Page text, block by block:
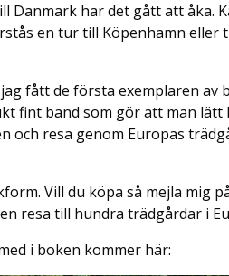
Danmark har det gått att åka.
en tur till Köpenhamn
fått de första exemplaren av
fint band som gör att man lätt
och resa genom Europas
Vill du köpa så mejla mig
resa till hundra trädgårdar i
i boken kommer här: